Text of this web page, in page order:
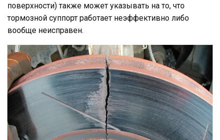
поверхности) также может указывать на то, что
тормозной суппорт работает неэффективно либо
вообще неисправен.